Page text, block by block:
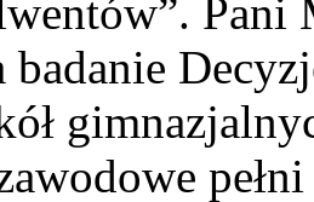
Pani
badanie